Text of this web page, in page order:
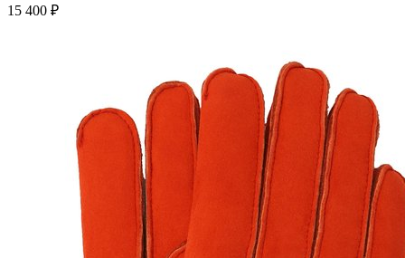
15 400 ₽